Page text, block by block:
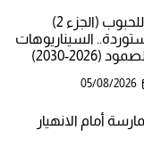
الجغرافيا السياسية للحبوب (الجزء 2)
السيناريوهات
2030)
05/08/2026
أمام الانهيار